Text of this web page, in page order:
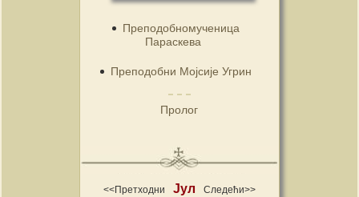
Преподобномученица
Параскева
Преподобни Мојсије Угрин
Пролог
<<Претходни Јул Следећи>>